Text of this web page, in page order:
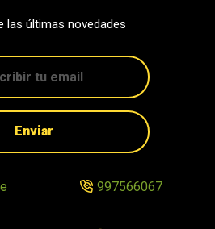
las últimas novedades
Enviar
997566067